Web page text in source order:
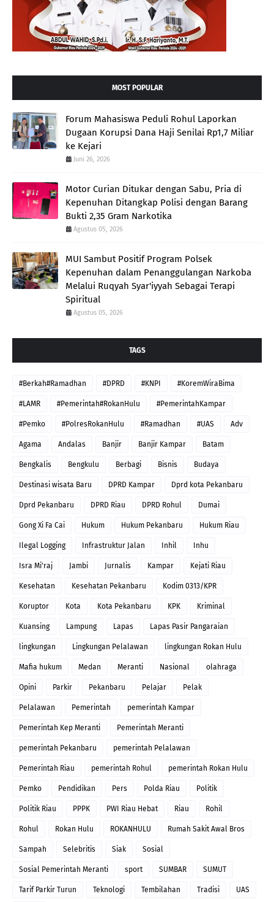
MOST POPULAR
Forum Mahasiswa Peduli Rohul Laporkan
Dugaan Korupsi Dana Haji Senilai Rp1,7 Miliar
ke Kejari
Juni 26, 2026
Motor Curian Ditukar dengan Sabu, Pria di
Kepenuhan Ditangkap Polisi dengan Barang
Bukti 2,35 Gram Narkotika
Agustus 05, 2026
MUI Sambut Positif Program Polsek
Kepenuhan dalam Penanggulangan Narkoba
Melalui Ruqyah Syar'iyyah Sebagai Terapi
Spiritual
Agustus 05, 2026
TAGS
#Berkah#Ramadhan #DPRD #KNPI #KoremWiraBima
#LAMR #Pemerintah#RokanHulu #PemerintahKampar
#Pemko #PolresRokanHulu #Ramadhan #UAS Adv
Agama Andalas Banjir Banjir Kampar Batam
Bengkalis Bengkulu Berbagi Bisnis Budaya
Destinasi wisata Baru DPRD Kampar Dprd kota Pekanbaru
Dprd Pekanbaru DPRD Riau DPRD Rohul Dumai
Gong Xi Fa Cai Hukum Hukum Pekanbaru Hukum Riau
Ilegal Logging Infrastruktur Jalan Inhil Inhu
Isra Mi'raj Jambi Jurnalis Kampar Kejati Riau
Kesehatan Kesehatan Pekanbaru Kodim 0313/KPR
Koruptor Kota Kota Pekanbaru KPK Kriminal
Kuansing Lampung Lapas Lapas Pasir Pangaraian
lingkungan Lingkungan Pelalawan lingkungan Rokan Hulu
Mafia hukum Medan Meranti Nasional olahraga
Opini Parkir Pekanbaru Pelajar Pelak
Pelalawan Pemerintah pemerintah Kampar
Pemerintah Kep Meranti Pemerintah Meranti
pemerintah Pekanbaru pemerintah Pelalawan
Pemerintah Riau pemerintah Rohul pemerintah Rokan Hulu
Pemko Pendidikan Pers Polda Riau Politik
Politik Riau PPPK PWI Riau Hebat Riau Rohil
Rohul Rokan Hulu ROKANHULU Rumah Sakit Awal Bros
Sampah Selebritis Siak Sosial
Sosial Pemerintah Meranti sport SUMBAR SUMUT
Tarif Parkir Turun Teknologi Tembilahan Tradisi UAS